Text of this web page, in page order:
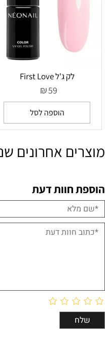
לק ג'ל First Love
₪59
הוספה לסל
מוצרים אחרונים
הוספת חוות דעת